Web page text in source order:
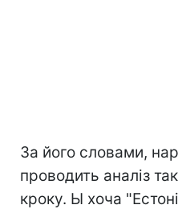
За його словами,
проводить аналіз
кроку. Ы хоча